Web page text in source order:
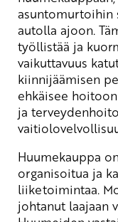
asuntomurtoihin
autolla ajoon.
työllistää ja
vaikuttavuus
kiinnijäämisen
ehkäisee
ja
Huumekauppa
organisoitua ja
liiketoimintaa.
johtanut laajaan